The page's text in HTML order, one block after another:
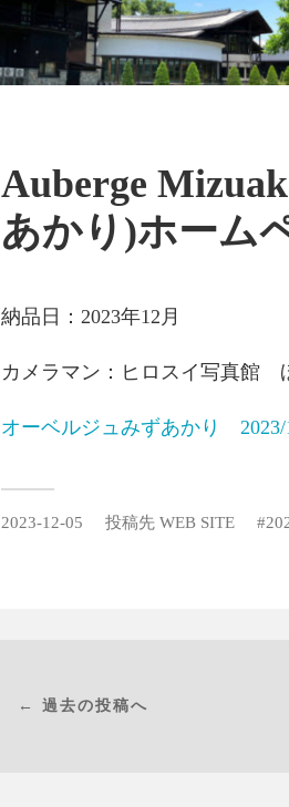
Auberge
あかり)ホーム
納品日：2023年12月
カメラマン：ヒロスイ写真館
オーベルジュみずあかり 2023/
2023-12-05 投稿先 WEB SITE
← 過去の投稿へ